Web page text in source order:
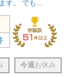
す。 でも...
今週 お休み